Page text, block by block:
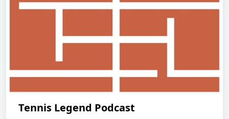
Tennis Legend Podcast